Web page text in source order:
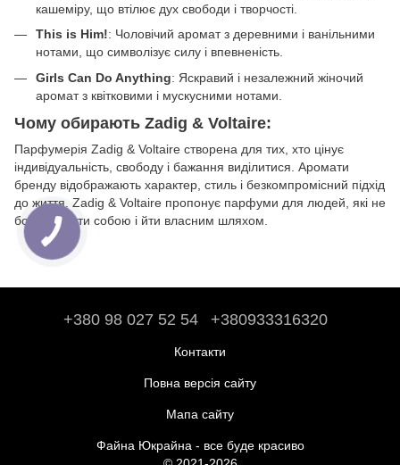
кашеміру, що втілює дух свободи і творчості.
This is Him!: Чоловічий аромат з деревними і ванільними
нотами, що символізує силу і впевненість.
Girls Can Do Anything: Яскравий і незалежний жіночий
аромат з квітковими і мускусними нотами.
Чому обирають Zadig & Voltaire:
Парфумерія Zadig & Voltaire створена для тих, хто цінує
індивідуальність, свободу і бажання виділитися. Аромати
бренду відображають характер, стиль і безкомпромісний підхід
до життя. Zadig & Voltaire пропонує парфуми для людей, які не
бояться бути собою і йти власним шляхом.
+380 98 027 52 54 +380933316320
Контакти
Повна версія сайту
Мапа сайту
Файна Юкрайна - все буде красиво